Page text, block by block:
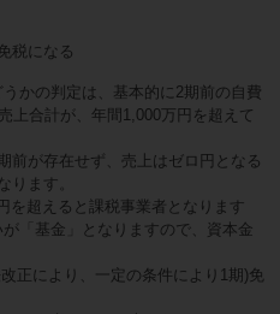
税になる
かの判定は、基本的に2期前の自費
上合計が、年間1,000万円を超えて
前が存在せず、売上はゼロ円となる
ります。
を超えると課税事業者となります
「基金」となりますので、資本金
正により、一定の条件により1期)免